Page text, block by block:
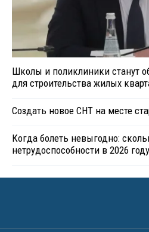
Школы и поликлиники станут
для строительства жилых
Создать новое СНТ на месте
Когда болеть невыгодно:
нетрудоспособности в 2026 году